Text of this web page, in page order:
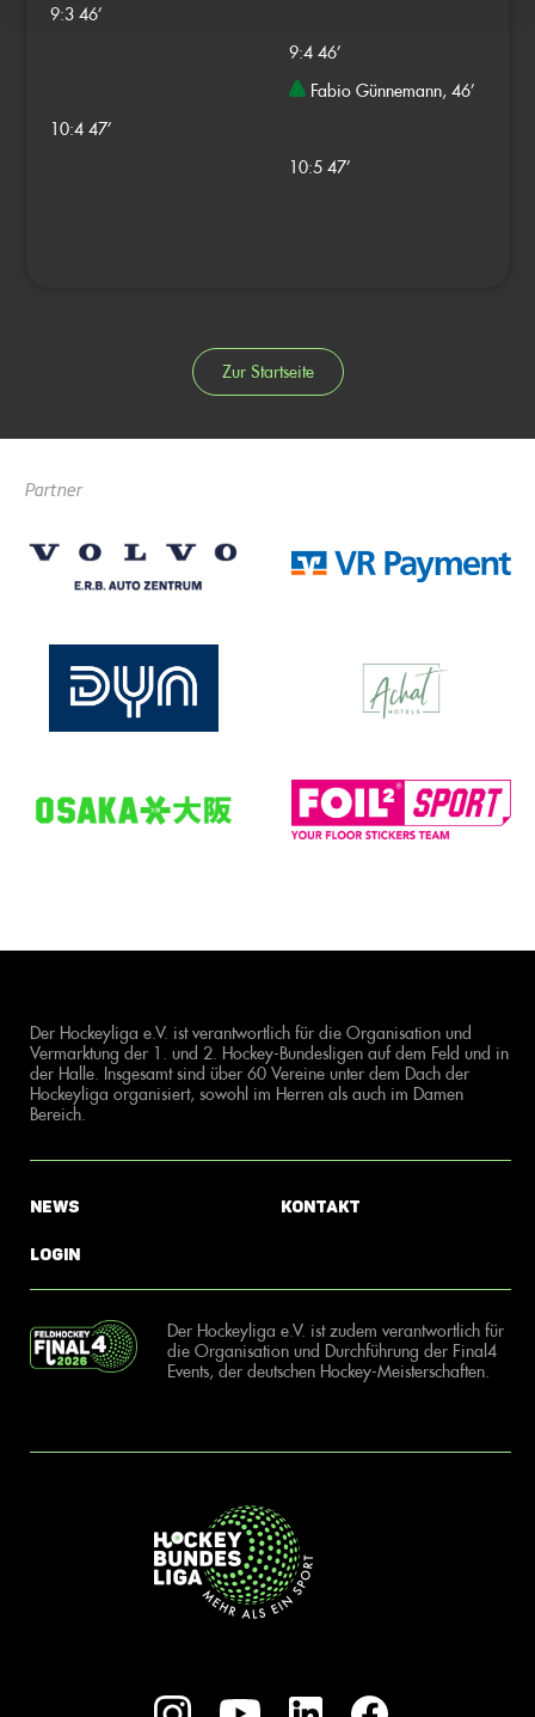
9:3 46’
9:4 46’
Fabio Günnemann, 46’
10:4 47’
10:5 47’
Zur Startseite
Partner
Der Hockeyliga e.V. ist verantwortlich für die Organisation und
Vermarktung der 1. und 2. Hockey-Bundesligen auf dem Feld und in
der Halle. Insgesamt sind über 60 Vereine unter dem Dach der
Hockeyliga organisiert, sowohl im Herren als auch im Damen
Bereich.
News
Login
Kontakt
Der Hockeyliga e.V. ist zudem verantwortlich für
die Organisation und Durchführung der Final4
Events, der deutschen Hockey-Meisterschaften.